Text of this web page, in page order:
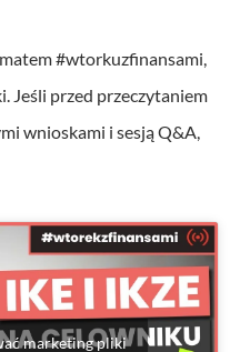
#wtorkuzfinansami,
Jeśli przed przeczytaniem
wnioskami i sesją Q&A,
marketing pliki